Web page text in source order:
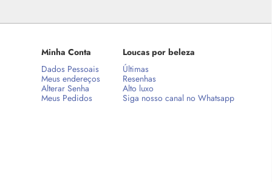
Minha Conta
Dados Pessoais
Meus endereços
Alterar Senha
Meus Pedidos
Loucas por beleza
Últimas
Resenhas
Alto luxo
Siga nosso canal no Whatsapp